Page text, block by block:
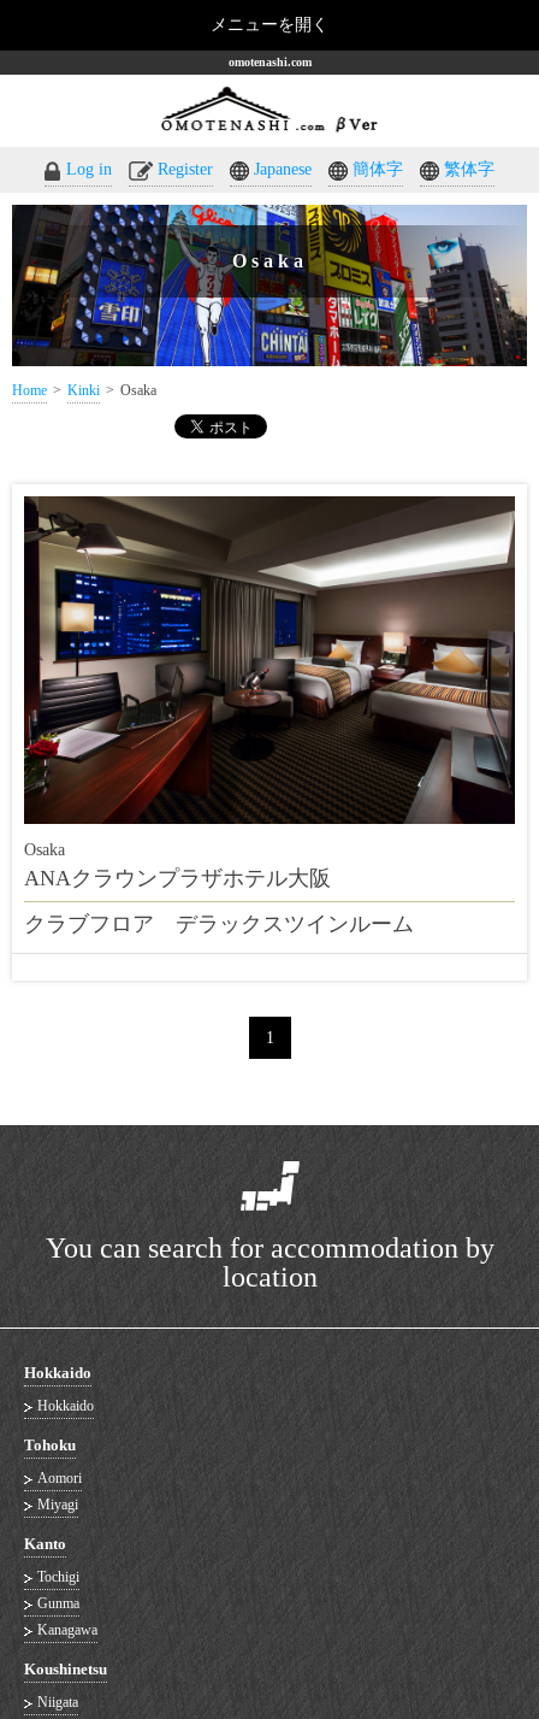
omotenashi.com
Log in Register Japanese 簡体字 繁体字
Osaka
Home Kinki Osaka
Osaka
ANAクラウンプラザホテル大阪
クラブフロア デラックスツインルーム
1
メニューを開く
You can search for accommodation by
location
Hokkaido
Hokkaido
Tohoku
Aomori
Miyagi
Kanto
Tochigi
Gunma
Kanagawa
Koushinetsu
Niigata